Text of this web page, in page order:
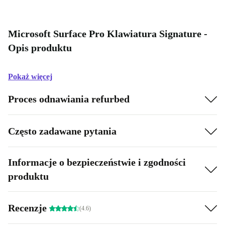
Microsoft Surface Pro Klawiatura Signature -
Opis produktu
Pokaż więcej
Proces odnawiania refurbed
Często zadawane pytania
Informacje o bezpieczeństwie i zgodności
produktu
Recenzje (4.6)